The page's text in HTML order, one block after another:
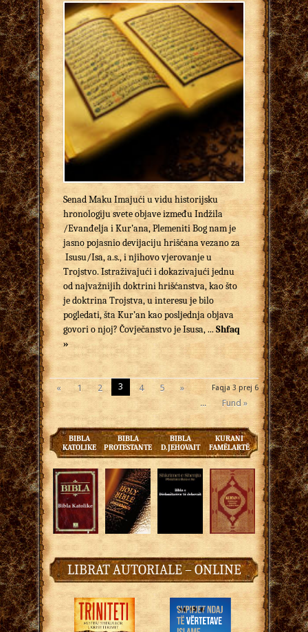
Senad Maku Imajući u vidu historijsku
hronologiju svete objave između Indžila
/Evanđelja i Kur’ana, Plemeniti Bog nam je
jasno pojasnio devijaciju hrišćana vezano za
Isusu/Isa, a.s., i njihovo vjerovanje u
Trojstvo. Istraživajući i dokazivajući jednu
od najvažnijih doktrini hrišćanstva, kao što
je doktrina Trojstva, u interesu je bilo
pogledati, šta Kur’an kao posljednja objava
govori o njoj? Čovječanstvo je Isusa, ... Shfaq
»
Faqja 3 prej 6
« 1 2 3 4 5
»
...
Fund »
BIBLA
KATOLIKE
BIBLA
PROTESTANTE
BIBLA
D.JEHOVAIT
KURANI
FAMËLARTË
LIBRAT AUTORIALE – ONLINE